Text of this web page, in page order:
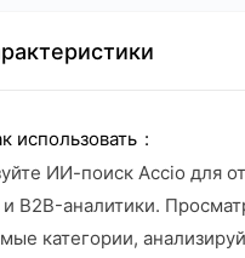
использовать
ИИ-поиск Accio для
B2B-аналитики.
категории,